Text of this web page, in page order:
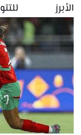
الأبرز